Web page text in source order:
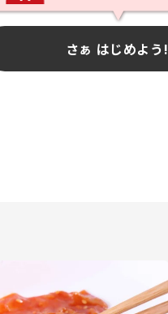
さぁ はじめよう!